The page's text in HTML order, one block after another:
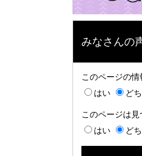
みなさんの
このページの
はい
ど
このページは
はい
ど